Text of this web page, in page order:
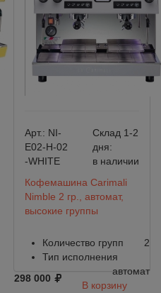
Арт.: NI-
E02-H-02
-WHITE
Склад 1-2
дня:
в наличии
Кофемашина Carimali
Nimble 2 гр., автомат,
высокие группы
Количество групп
2
Тип исполнения
автомат
298 000
В корзину